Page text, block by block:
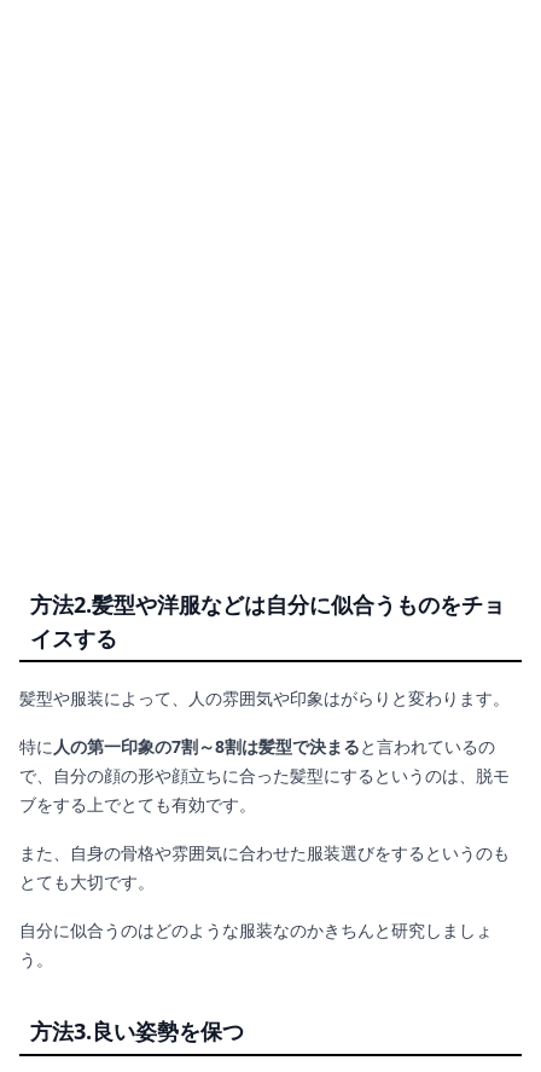
方法2.髪型や洋服などは自分に似合うものをチョ
イスする
髪型や服装によって、人の雰囲気や印象はがらりと変わります。
特に人の第一印象の7割～8割は髪型で決まると言われているの
で、自分の顔の形や顔立ちに合った髪型にするというのは、脱モ
ブをする上でとても有効です。
また、自身の骨格や雰囲気に合わせた服装選びをするというのも
とても大切です。
自分に似合うのはどのような服装なのかきちんと研究しましょ
う。
方法3.良い姿勢を保つ